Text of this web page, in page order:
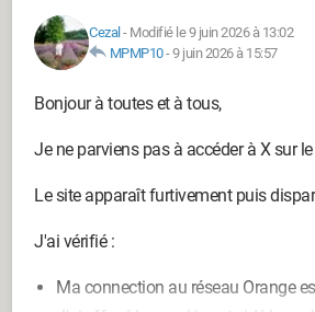
Cezal - Modifié le 9 juin 2026 à 13:02
MPMP10-9 juin 2026 à 15:57
Bonjour à toutes et à tous,
Je ne parviens pas à accéder à X sur
Le site apparaît furtivement puis
J'ai vérifié :
Ma connection au réseau Orange